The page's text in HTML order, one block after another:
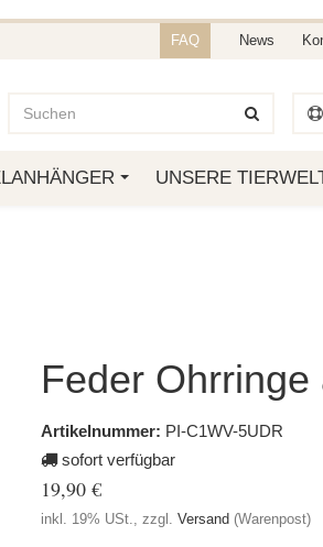
FAQ News
UNSERE
Feder
Artikelnummer: PI-C1WV-5UDR
sofort verfügbar
19,90 €
inkl. 19% USt., zzgl. Versand (Warenpost)